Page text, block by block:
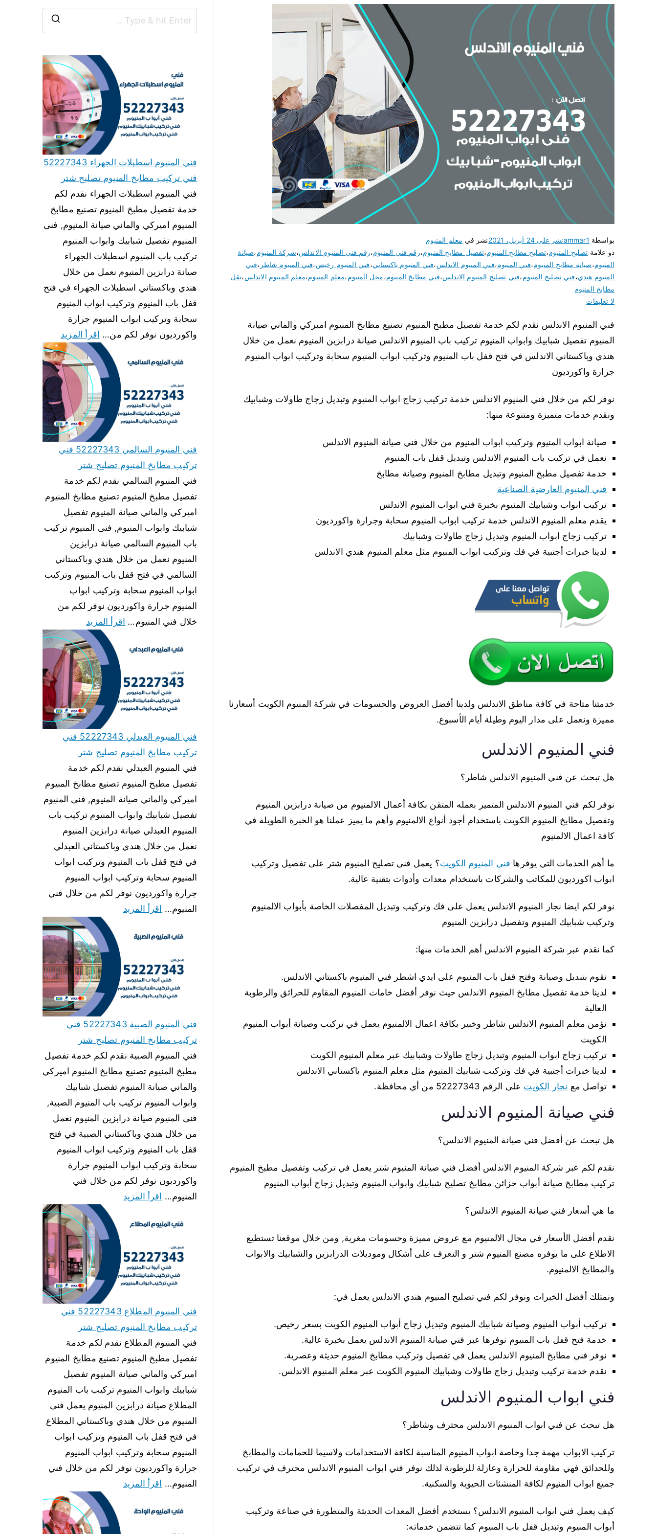
بواسطة ammar1نشر على 24 أبريل، 2021 نشر في معلم المنيوم
ذو علامة تصليح المنيوم،تصليح مطابخ المنيوم،تفصيل مطابخ المنيوم،رقم فني المنيوم،رقم فني المنيوم الاندلس،شركة المنيوم،صيانة
المنيوم،صيانة مطابخ المنيوم،فني المنيوم،فني المنيوم الاندلس،فني المنيوم باكستاني،فني المنيوم رخيص،فني المنيوم شاطر ،فني
المنيوم هندي،فني تصليح المنيوم،فني تصليح المنيوم الاندلس،فني مطابخ المنيوم،محل المنيوم،معلم المنيوم،معلم المنيوم الاندلس،نقل
مطابخ المنيوم
لا تعليقات
فني المنيوم الاندلس نقدم لكم خدمة تفصيل مطبخ المنيوم تصنيع مطابخ المنيوم اميركي والماني صيانة
المنيوم تفصيل شبابيك وابواب المنيوم تركيب باب المنيوم الاندلس صيانة درابزين المنيوم نعمل من خلال
هندي وباكستاني الاندلس في فتح قفل باب المنيوم وتركيب ابواب المنيوم سحابة وتركيب ابواب المنيوم
جرارة واكورديون
نوفر لكم من خلال فني المنيوم الاندلس خدمة تركيب زجاج ابواب المنيوم وتبديل زجاج طاولات وشبابيك
ونقدم خدمات متميزة ومتنوعة منها:
صيانة ابواب المنيوم وتركيب ابواب المنيوم من خلال فني صيانة المنيوم الاندلس
نعمل في تركيب باب المنيوم الاندلس وتبديل قفل باب المنيوم
خدمة تفصيل مطبخ المنيوم وتبديل مطابخ المنيوم وصيانة مطابخ
فني المنيوم العارضية الصناعية
تركيب ابواب وشبابيك المنيوم بخبرة فني ابواب المنيوم الاندلس
يقدم معلم المنيوم الاندلس خدمة تركيب ابواب المنيوم سحابة وجرارة واكورديون
تركيب زجاج ابواب المنيوم وتبديل زجاج طاولات وشبابيك
لدينا خبرات أجنبية في فك وتركيب ابواب المنيوم مثل معلم المنيوم هندي الاندلس
خدمتنا متاحة في كافة مناطق الاندلس ولدينا أفضل العروض والحسومات في شركة المنيوم الكويت أسعارنا
مميزة ونعمل على مدار اليوم وطيلة أيام الأسبوع.
فني المنيوم الاندلس
هل تبحث عن فني المنيوم الاندلس شاطر؟
نوفر لكم فني المنيوم الاندلس المتميز بعمله المتقن بكافة أعمال الالمنيوم من صيانة درابزين المنيوم
وتفصيل مطابخ المنيوم الكويت باستخدام أجود أنواع الالمنيوم وأهم ما يميز عملنا هو الخبرة الطويلة في
كافة اعمال الالمنيوم
ما أهم الخدمات التي يوفرها فني المنيوم الكويت؟ يعمل فني تصليح المنيوم شتر على تفصيل وتركيب
ابواب اكورديون للمكاتب والشركات باستخدام معدات وأدوات بتقنية عالية.
نوفر لكم ايضا نجار المنيوم الاندلس يعمل على فك وتركيب وتبديل المفصلات الخاصة بأبواب الالمنيوم
وتركيب شبابيك المنيوم وتفصيل درابزين المنيوم
كما نقدم عبر شركة المنيوم الاندلس أهم الخدمات منها:
نقوم بتبديل وصيانة وفتح قفل باب المنيوم على ايدي اشطر فني المنيوم باكستاني الاندلس.
لدينا خدمة تفصيل مطابخ المنيوم الاندلس حيث نوفر أفضل خامات المنيوم المقاوم للحرائق والرطوبة
العالية
نؤمن معلم المنيوم الاندلس شاطر وخبير بكافة اعمال الالمنيوم يعمل في تركيب وصيانة أبواب المنيوم
الكويت
تركيب زجاج ابواب المنيوم وتبديل زجاج طاولات وشبابيك عبر معلم المنيوم الكويت
لدينا خبرات أجنبية في فك وتركيب شبابيك المنيوم مثل معلم المنيوم باكستاني الاندلس
تواصل مع نجار الكويت على الرقم 52227343 من أي محافظة.
فني صيانة المنيوم الاندلس
هل تبحث عن أفضل فني صيانة المنيوم الاندلس؟
نقدم لكم عبر شركة المنيوم الاندلس أفضل فني صيانة المنيوم شتر يعمل في تركيب وتفصيل مطبخ المنيوم
تركيب مطابخ صيانة أبواب خزائن مطابخ تصليح شبابيك وابواب المنيوم وتبديل زجاج أبواب المنيوم
ما هي أسعار فني صيانة المنيوم الاندلس؟
نقدم أفضل الأسعار في مجال الالمنيوم مع عروض مميزة وحسومات مغرية, ومن خلال موقعنا تستطيع
الاطلاع على ما يوفره مصنع المنيوم شتر و التعرف على أشكال وموديلات الدرابزين والشبابيك والابواب
والمطابخ الالمنيوم.
ونمتلك أفضل الخبرات ونوفر لكم فني تصليح المنيوم هندي الاندلس يعمل في:
تركيب أبواب المنيوم وصيانة شبابيك المنيوم وتبديل زجاج أبواب المنيوم الكويت بسعر رخيص.
خدمة فتح قفل باب المنيوم نوفرها عبر فني صيانة المنيوم الاندلس يعمل بخبرة عالية.
نوفر فني مطابخ المنيوم الاندلس يعمل في تفصيل وتركيب مطابخ المنيوم حديثة وعصرية.
نقدم خدمة تركيب وتبديل زجاج طاولات وشبابيك المنيوم الكويت عبر معلم المنيوم الاندلس.
فني ابواب المنيوم الاندلس
هل تبحث عن فني ابواب المنيوم الاندلس محترف وشاطر؟
تركيب الابواب مهمة جدا وخاصة ابواب المنيوم المناسبة لكافة الاستخدامات ولاسيما للحمامات والمطابخ
وللحدائق فهي مقاومة للحرارة وعازلة للرطوبة لذلك نوفر فني ابواب المنيوم الاندلس محترف في تركيب
جميع ابواب المنيوم لكافة المنشئات الحيوية والسكنية.
كيف يعمل فني ابواب المنيوم الاندلس؟ يستخدم أفضل المعدات الحديثة والمتطورة في صناعة وتركيب
أبواب المنيوم وتبديل قفل باب المنيوم كما تتضمن خدماته:
فني المنيوم اسطبلات الجهراء 52227343
فني تركيب مطابخ المنيوم تصليح شتر
فني المنيوم اسطبلات الجهراء نقدم لكم
خدمة تفصيل مطبخ المنيوم تصنيع مطابخ
المنيوم اميركي والماني صيانة المنيوم, فنى
المنيوم تفصيل شبابيك وابواب المنيوم
تركيب باب المنيوم اسطبلات الجهراء
صيانة درابزين المنيوم نعمل من خلال
هندي وباكستاني اسطبلات الجهراء في فتح
قفل باب المنيوم وتركيب ابواب المنيوم
سحابة وتركيب ابواب المنيوم جرارة
واكورديون نوفر لكم من… اقرأ المزيد
فني المنيوم السالمي 52227343 فني
تركيب مطابخ المنيوم تصليح شتر
فني المنيوم السالمي نقدم لكم خدمة
تفصيل مطبخ المنيوم تصنيع مطابخ المنيوم
اميركي والماني صيانة المنيوم تفصيل
شبابيك وابواب المنيوم, فنى المنيوم تركيب
باب المنيوم السالمي صيانة درابزين
المنيوم نعمل من خلال هندي وباكستاني
السالمي في فتح قفل باب المنيوم وتركيب
ابواب المنيوم سحابة وتركيب ابواب
المنيوم جرارة واكورديون نوفر لكم من
خلال فني المنيوم… اقرأ المزيد
فني المنيوم العبدلي 52227343 فني
تركيب مطابخ المنيوم تصليح شتر
فني المنيوم العبدلي نقدم لكم خدمة
تفصيل مطبخ المنيوم تصنيع مطابخ المنيوم
اميركي والماني صيانة المنيوم, فنى المنيوم
تفصيل شبابيك وابواب المنيوم تركيب باب
المنيوم العبدلي صيانة درابزين المنيوم
نعمل من خلال هندي وباكستاني العبدلي
في فتح قفل باب المنيوم وتركيب ابواب
المنيوم سحابة وتركيب ابواب المنيوم
جرارة واكورديون نوفر لكم من خلال فني
المنيوم… اقرأ المزيد
فني المنيوم الصبية 52227343 فني
تركيب مطابخ المنيوم تصليح شتر
فني المنيوم الصبية نقدم لكم خدمة تفصيل
مطبخ المنيوم تصنيع مطابخ المنيوم اميركي
والماني صيانة المنيوم تفصيل شبابيك
وابواب المنيوم تركيب باب المنيوم الصبية,
فنى المنيوم صيانة درابزين المنيوم نعمل
من خلال هندي وباكستاني الصبية في فتح
قفل باب المنيوم وتركيب ابواب المنيوم
سحابة وتركيب ابواب المنيوم جرارة
واكورديون نوفر لكم من خلال فني
المنيوم… اقرأ المزيد
فني المنيوم المطلاع 52227343 فني
تركيب مطابخ المنيوم تصليح شتر
فني المنيوم المطلاع نقدم لكم خدمة
تفصيل مطبخ المنيوم تصنيع مطابخ المنيوم
اميركي والماني صيانة المنيوم تفصيل
شبابيك وابواب المنيوم تركيب باب المنيوم
المطلاع صيانة درابزين المنيوم يعمل فنى
المنيوم من خلال هندي وباكستاني المطلاع
في فتح قفل باب المنيوم وتركيب ابواب
المنيوم سحابة وتركيب ابواب المنيوم
جرارة واكورديون نوفر لكم من خلال فني
المنيوم… اقرأ المزيد